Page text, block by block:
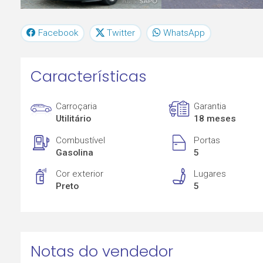
Facebook Twitter WhatsApp
Características
Carroçaria
Utilitário
Garantia
18 meses
Combustível
Gasolina
Portas
5
Cor exterior
Preto
Lugares
5
Notas do vendedor